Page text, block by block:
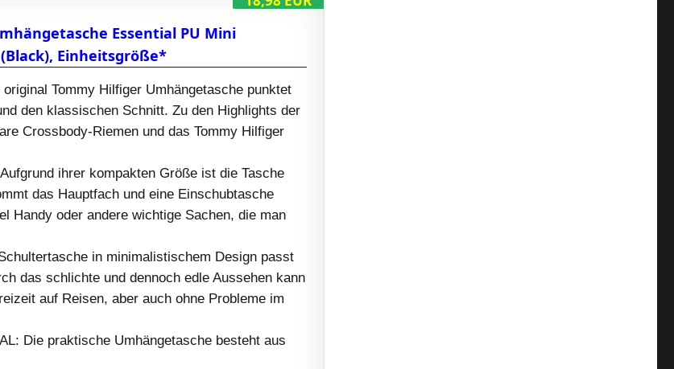
Essential PU Mini
Einheitsgröße*
Tommy Hilfiger Umhängetasche punktet
den klassischen Schnitt. Zu den Highlights der
Crossbody-Riemen und das Tommy Hilfiger
ihrer kompakten Größe ist die Tasche
das Hauptfach und eine Einschubtasche
Handy oder andere wichtige Sachen, die man
in minimalistischem Design passt
das schlichte und dennoch edle Aussehen kann
auf Reisen, aber auch ohne Probleme im
Die praktische Umhängetasche besteht aus